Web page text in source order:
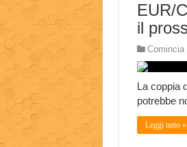
EUR/
il
Comincia
La coppia
potrebbe
Leggi tutto »